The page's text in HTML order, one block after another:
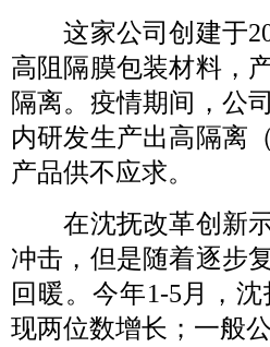
这家公司创建于
高阻隔膜包装材料，
隔离。疫情期间，公
内研发生产出高隔离
产品供不应求。
在沈抚改革创新示
冲击，但是随着逐步
回暖。今年1-5月，
现两位数增长；一般